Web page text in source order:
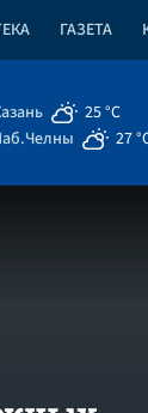
ГАЗЕТА
25 °C
27